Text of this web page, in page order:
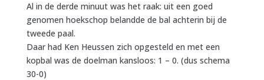
Al in de derde minuut was het raak: uit een goed
genomen hoekschop belandde de bal achterin bij de
tweede paal.
Daar had Ken Heussen zich opgesteld en met een
kopbal was de doelman kansloos: 1 – 0. (dus schema
30-0)